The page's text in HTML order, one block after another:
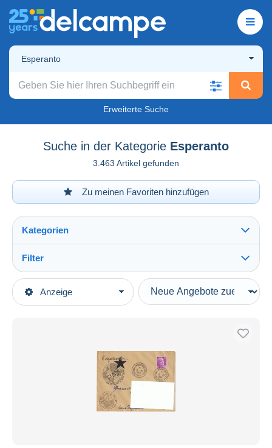
Esperanto
Erweiterte Suche
Suche in der Kategorie Esperanto
3.463 Artikel gefunden
Zu meinen Favoriten hinzufügen
Anzeige
Kategorien
Hauptkategorien
Filter
Art der Verkäufe
Laufende Angebote
Auktionen ohne Gebote
Auktionshäuser